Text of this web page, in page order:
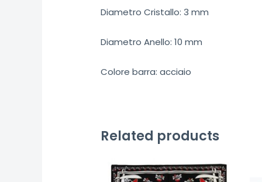
Diametro Cristallo: 3 mm
Diametro Anello: 10 mm
Colore barra: acciaio
Related products